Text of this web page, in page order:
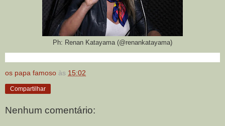
Ph: Renan Katayama (@renankatayama)
os papa famoso às 15:02
Compartilhar
Nenhum comentário: